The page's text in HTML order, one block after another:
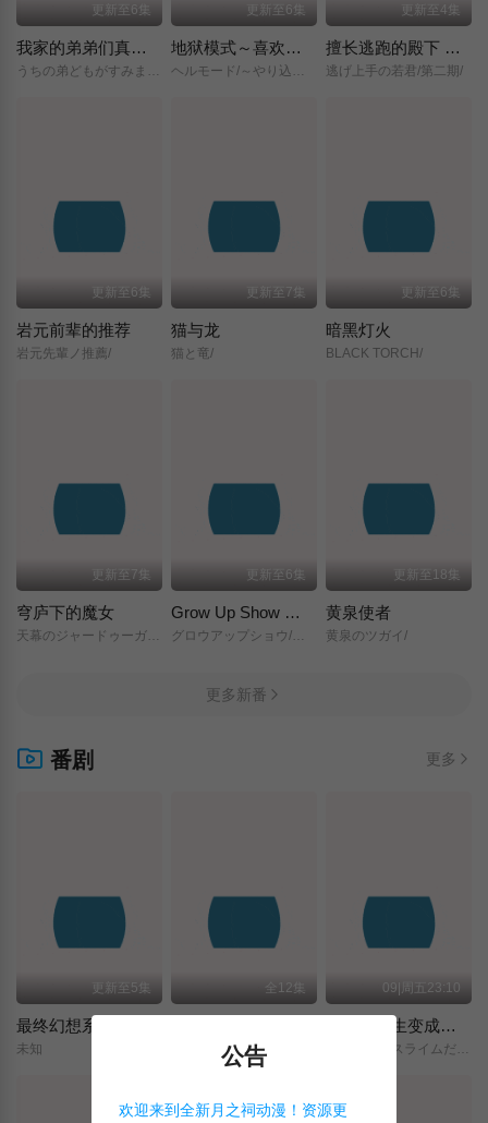
更新至6集
我家的弟弟们真是让您费心了
うちの弟どもがすみません/
更新至6集
地狱模式～喜欢挑战特殊成就的玩家在废设定的异世界成为无双～第二季
ヘルモード/～やり込み好きのゲーマーは廃設定の異世界で無双する～/2nd/Season/
更新至4集
擅长逃跑的殿下 第二季
逃げ上手の若君/第二期/
更新至6集
岩元前辈的推荐
岩元先輩ノ推薦/
更新至7集
猫与龙
猫と竜/
更新至6集
暗黑灯火
BLACK TORCH/
更新至7集
穹庐下的魔女
天幕のジャードゥーガル/
更新至6集
Grow Up Show ～向日葵马戏团～
グロウアップショウ/～ひまわりのサーカス団～/
更新至18集
黄泉使者
黄泉のツガイ/
更多新番
番剧 更多
更新至5集
最终幻想系列
未知
全12集 09|周五23:10
关于我转生变成史莱姆这档事 第四季
転生したらスライムだった件/第4期/
公告
欢迎来到全新月之祠动漫！资源更